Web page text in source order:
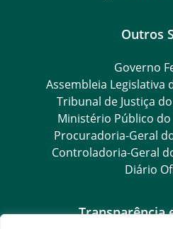
Outros
Governo
Assembleia Legislativa
Tribunal de Justiça
Ministério Público do
Procuradoria-Geral
Controladoria-Geral
Diário
Transparência